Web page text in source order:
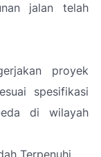
jalan telah
proyek
spesifikasi
di wilayah
Terpenuhi